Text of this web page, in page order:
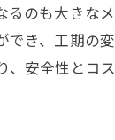
のも大きな
き、工期の
、安全性とコ